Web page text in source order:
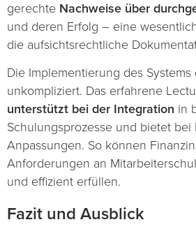
gerechte Nachweise über
und deren Erfolg – eine
die aufsichtsrechtliche
Die Implementierung des
unkompliziert. Das erfahrene
unterstützt bei der Integration in
Schulungsprozesse und bietet
Anpassungen. So können
Anforderungen an
und effizient erfüllen.
Fazit und Ausblick